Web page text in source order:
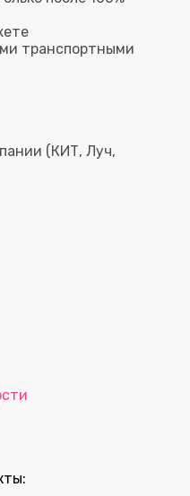
транспортными
(КИТ, Луч,